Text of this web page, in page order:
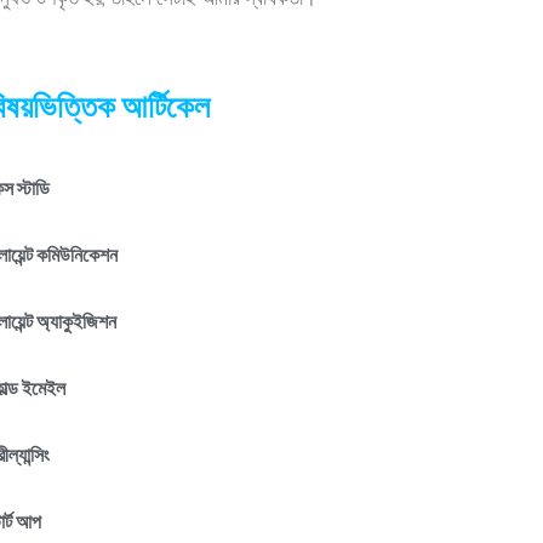
আর্টিকেল
স্টাডি
কমিউনিকেশন
অ্যাকুইজিশন
ইমেইল
আপ